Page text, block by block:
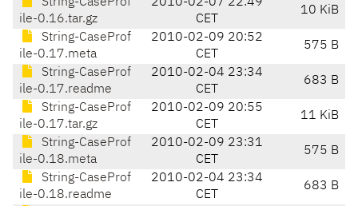
ile-0.16.tar.gz
CET
10 KiB
String-CaseProf
ile-0.17.meta
2010-02-09 20:52
CET
575 B
String-CaseProf
ile-0.17.readme
2010-02-04 23:34
CET
683 B
String-CaseProf
ile-0.17.tar.gz
2010-02-09 20:55
CET
11 KiB
String-CaseProf
ile-0.18.meta
2010-02-09 23:31
CET
575 B
String-CaseProf
ile-0.18.readme
2010-02-04 23:34
CET
683 B